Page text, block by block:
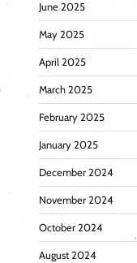
June 2025
May 2025
April 2025
March 2025
February 2025
January 2025
December 2024
November 2024
October 2024
August 2024